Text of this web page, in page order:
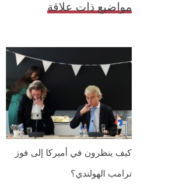
مواضيع ذات علاقة
كيف ينظرون في أميركا إلى فوز
ترامب الهولندي؟